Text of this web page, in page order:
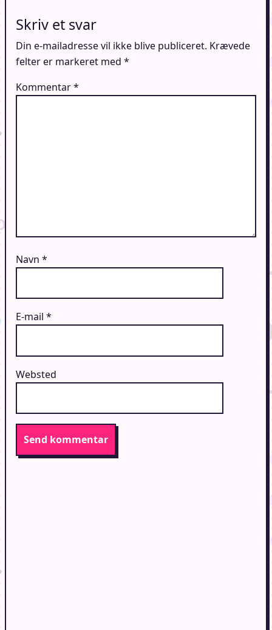
Skriv et svar
Din e-mailadresse vil ikke blive publiceret. Krævede
felter er markeret med *
Kommentar*
Navn *
E-mail *
Websted